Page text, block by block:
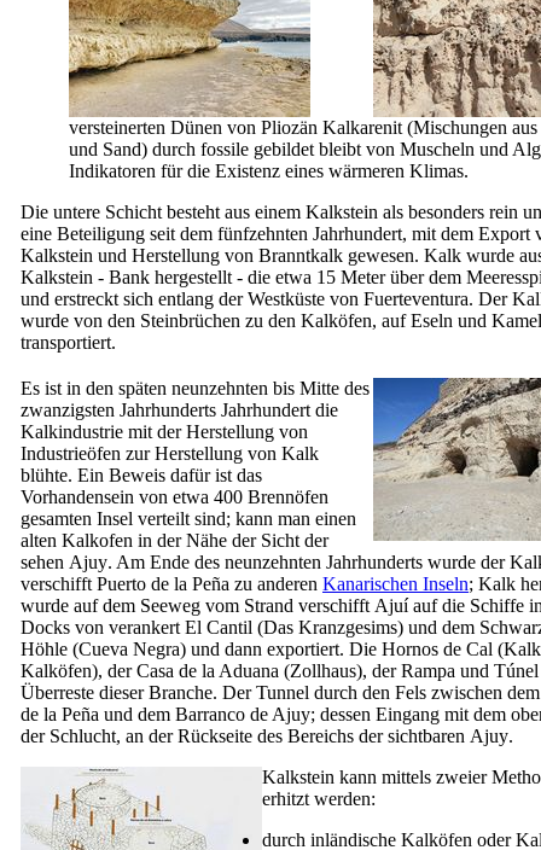
versteinerten Dünen von Pliozän Kalkarenit (Mischungen
und Sand) durch fossile gebildet bleibt von Muscheln und
Indikatoren für die Existenz eines wärmeren Klimas.
Die untere Schicht besteht aus einem Kalkstein als besonders rein
eine Beteiligung seit dem fünfzehnten Jahrhundert, mit dem Export
Kalkstein und Herstellung von Branntkalk gewesen. Kalk wurde
Kalkstein - Bank hergestellt - die etwa 15 Meter über dem
und erstreckt sich entlang der Westküste von Fuerteventura. Der
wurde von den Steinbrüchen zu den Kalköfen, auf Eseln und
transportiert.
Es ist in den späten neunzehnten bis Mitte des
zwanzigsten Jahrhunderts Jahrhundert die
Kalkindustrie mit der Herstellung von
Industrieöfen zur Herstellung von Kalk
blühte. Ein Beweis dafür ist das
Vorhandensein von etwa 400 Brennöfen
gesamten Insel verteilt sind; kann man einen
alten Kalkofen in der Nähe der Sicht der
sehen Ajuy. Am Ende des neunzehnten Jahrhunderts wurde der
verschifft Puerto de la Peña zu anderen Kanarischen Inseln; Kalk
wurde auf dem Seeweg vom Strand verschifft Ajuíauf die Schiffe
Docks von verankert El Cantil (Das Kranzgesims) und dem
Höhle (Cueva Negra) und dann exportiert. Die Hornos de Cal
Kalköfen), derCasa de la Aduana (Zollhaus), derRampa und Túnel
Überreste dieser Branche. Der Tunnel durch den Fels zwischen
de la Peña und dem Barranco de Ajuy; dessen Eingang mit dem
der Schlucht, an der Rückseite des Bereichs der sichtbaren Ajuy.
Kalkstein kann mittels zweier
erhitzt werden:
durch inländische Kalköfen oder